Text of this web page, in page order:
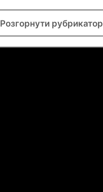
Розгорнути рубрикатор